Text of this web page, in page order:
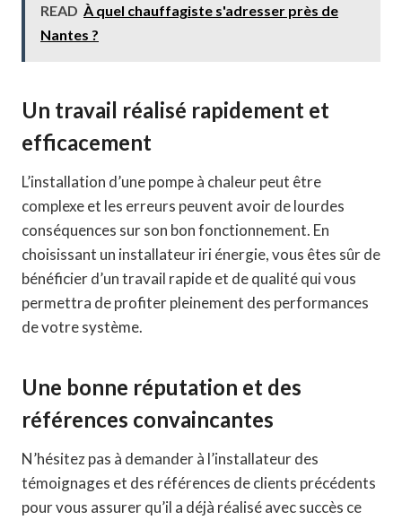
READ À quel chauffagiste s'adresser près de
Nantes ?
Un travail réalisé rapidement et
efficacement
L’installation d’une pompe à chaleur peut être
complexe et les erreurs peuvent avoir de lourdes
conséquences sur son bon fonctionnement. En
choisissant un installateur iri énergie, vous êtes sûr de
bénéficier d’un travail rapide et de qualité qui vous
permettra de profiter pleinement des performances
de votre système.
Une bonne réputation et des
références convaincantes
N’hésitez pas à demander à l’installateur des
témoignages et des références de clients précédents
pour vous assurer qu’il a déjà réalisé avec succès ce